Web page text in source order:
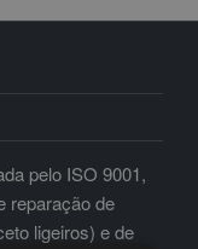
pelo ISO 9001,
reparação de
ligeiros) e de